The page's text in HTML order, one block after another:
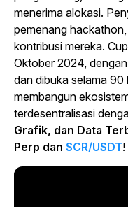
menerima alokasi.
pemenang
kontribusi mereka.
Oktober 2024,
dan dibuka selama 90
membangun
terdesentralisasi
Grafik, dan Data
Perp dan SCR/USDT!